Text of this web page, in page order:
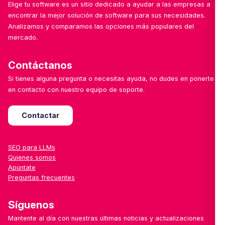
Elige tu software es un sitio dedicado a ayudar a las empresas a
encontrar la mejor solución de software para sus necesidades.
Analizamos y comparamos las opciones más populares del
mercado.
Contáctanos
Si tienes alguna pregunta o necesitas ayuda, no dudes en ponerte
en contacto con nuestro equipo de soporte.
Contactar
SEO para LLMs
Quienes somos
Apúntate
Preguntas frecuentes
Síguenos
Mantente al día con nuestras últimas noticias y actualizaciones